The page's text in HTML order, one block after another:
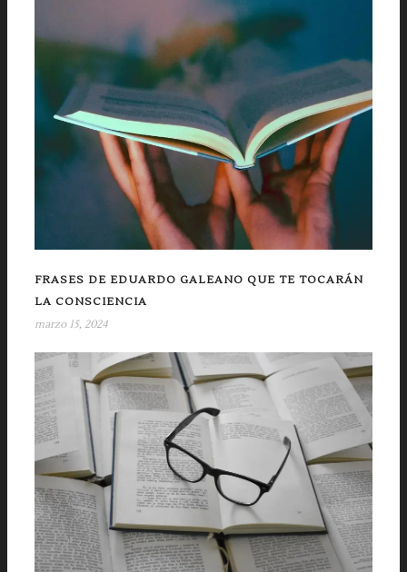
FRASES DE EDUARDO GALEANO QUE TE TOCARÁN
LA CONSCIENCIA
marzo 15, 2024